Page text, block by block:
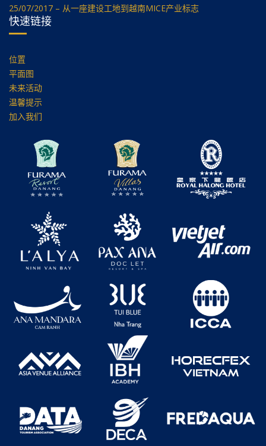
25/07/2017 – 从一座建设工地到越南MICE产业标志
快速链接
位置
平面图
未来活动
温馨提示
加入我们